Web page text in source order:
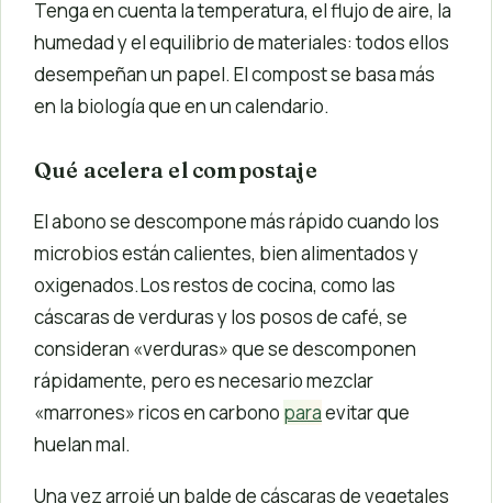
Tenga en cuenta la temperatura, el flujo de aire, la
humedad y el equilibrio de materiales: todos ellos
desempeñan un papel. El compost se basa más
en la biología que en un calendario.
Qué acelera el compostaje
El abono se descompone más rápido cuando los
microbios están calientes, bien alimentados y
oxigenados.Los restos de cocina, como las
cáscaras de verduras y los posos de café, se
consideran «verduras» que se descomponen
rápidamente, pero es necesario mezclar
«marrones» ricos en carbono paraevitar que
huelan mal.
Una vez arrojé un balde de cáscaras de vegetales